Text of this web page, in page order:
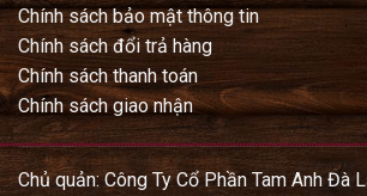
Chính sách bảo mật thông tin
Chính sách đổi trả hàng
Chính sách thanh toán
Chính sách giao nhận
Chủ quản: Công Ty Cổ Phần Tam Anh Đà